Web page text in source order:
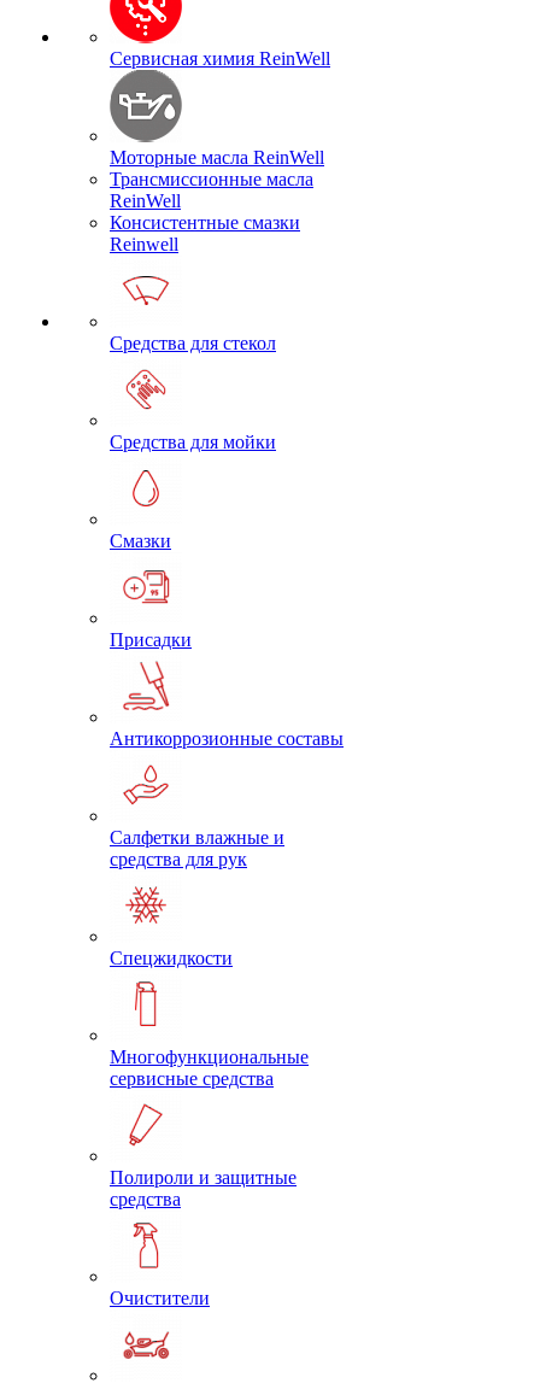
Сервисная химия ReinWell
Моторные масла ReinWell
Трансмиссионные масла
ReinWell
Консистентные смазки
Reinwell
Средства для стекол
Средства для мойки
Смазки
Присадки
Антикоррозионные составы
Салфетки влажные и
средства для рук
Спецжидкости
Многофункциональные
сервисные средства
Полироли и защитные
средства
Очистители